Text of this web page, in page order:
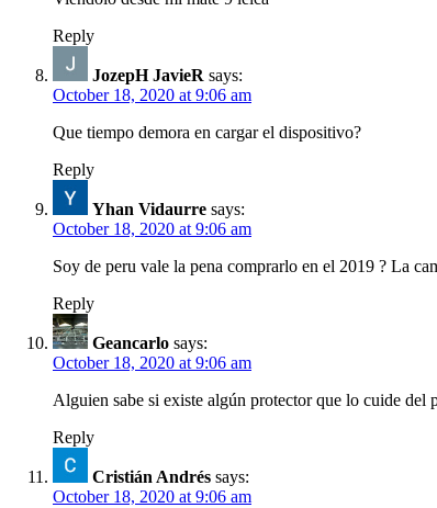
Reply
JozepH JavieR says:
October 18, 2020 at 9:06 am
Que tiempo demora en cargar el dispositivo?
Reply
Yhan Vidaurre says:
October 18, 2020 at 9:06 am
Soy de peru vale la pena comprarlo en el 2019 ? La
Reply
Geancarlo says:
October 18, 2020 at 9:06 am
Alguien sabe si existe algún protector que lo cuide del
Reply
Cristián Andrés says:
October 18, 2020 at 9:06 am